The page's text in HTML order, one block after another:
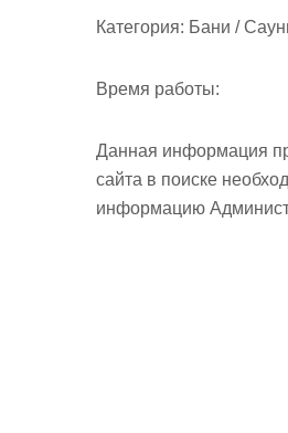
Категория: Бани /
Время работы:
Данная информация
сайта в поиске
информацию